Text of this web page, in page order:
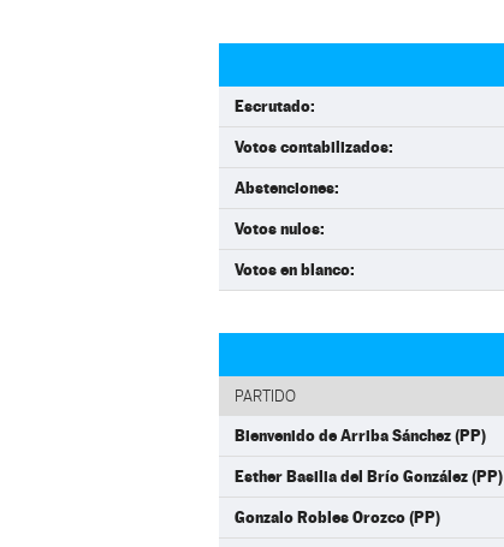
Escrutado:
Votos contabilizados:
Abstenciones:
Votos nulos:
Votos en blanco:
PARTIDO
Bienvenido de Arriba Sánchez (PP)
Esther Basilia del Brío González (PP)
Gonzalo Robles Orozco (PP)